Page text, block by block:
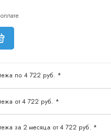
по 4 722 руб. *
от 4 722 руб. *
за 2 месяца от 4 722 руб. *